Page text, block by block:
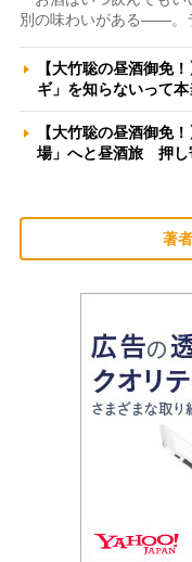
別の味わいがある――。
【大竹聡の昼酒御免
ギ」を知らないって
【大竹聡の昼酒御免
場」へと昼酒旅 押
著